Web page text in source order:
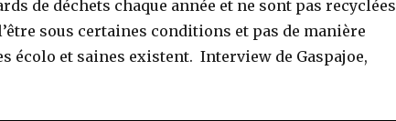
de déchets chaque année et ne sont pas
sous certaines conditions et pas de manière
écolo et saines existent. Interview de Gaspajoe,